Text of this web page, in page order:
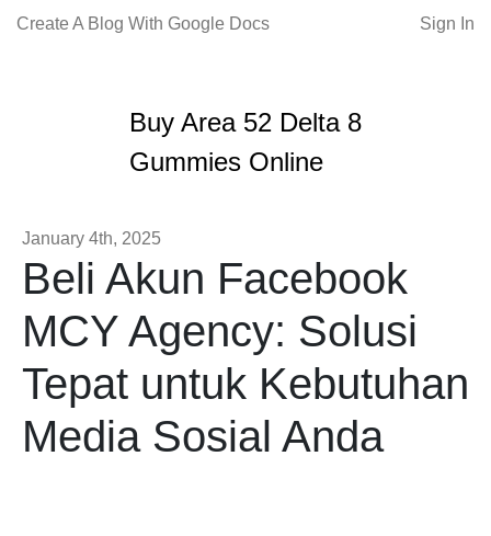
Create A Blog With Google Docs Sign In
Buy Area 52 Delta 8
Gummies Online
January 4th, 2025
Beli Akun Facebook
MCY Agency: Solusi
Tepat untuk Kebutuhan
Media Sosial Anda